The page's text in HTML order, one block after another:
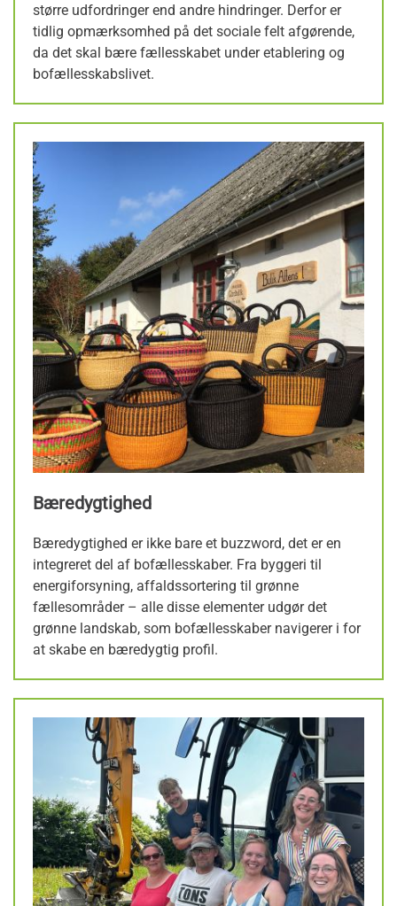
større udfordringer end andre hindringer. Derfor er
tidlig opmærksomhed på det sociale felt afgørende,
da det skal bære fællesskabet under etablering og
bofællesskabslivet.
Bæredygtighed
Bæredygtighed er ikke bare et buzzword, det er en
integreret del af bofællesskaber. Fra byggeri til
energiforsyning, affaldssortering til grønne
fællesområder – alle disse elementer udgør det
grønne landskab, som bofællesskaber navigerer i for
at skabe en bæredygtig profil.